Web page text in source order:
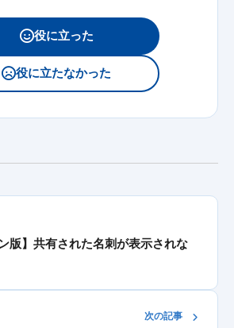
役に立った
役に立たなかった
版】共有された名刺が表示されな
次の記事